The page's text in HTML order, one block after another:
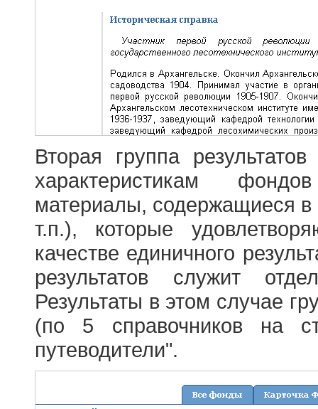
Вторая группа
характеристикам
материалы, содержащиеся в
т.п.), которые
качестве единичного
результатов служит
Результаты в этом случае
(по 5 справочников на
путеводители".